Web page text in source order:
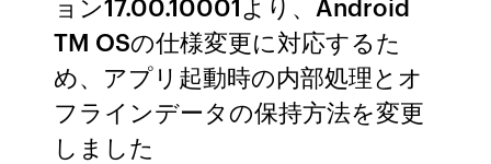
TM OSの仕様変更に対応するた
め、アプリ起動時の内部処理とオ
フラインデータの保持方法を変更
しました